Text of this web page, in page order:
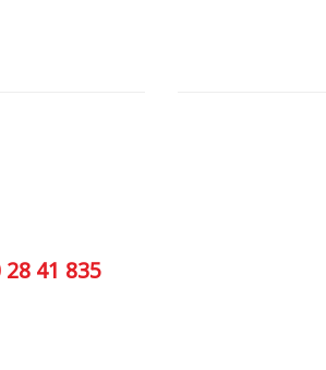
28 41 835